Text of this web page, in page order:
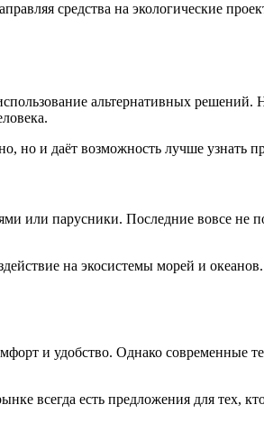
средства на экологические
альтернативных решений.
но и даёт возможность лучше узнать
или парусники. Последние вовсе не
на экосистемы морей и
и удобство. Однако современные
всегда есть предложения для тех,